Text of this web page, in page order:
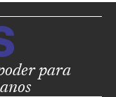
para